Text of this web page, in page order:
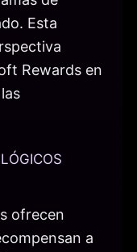
Esta
Rewards en
ofrecen
a